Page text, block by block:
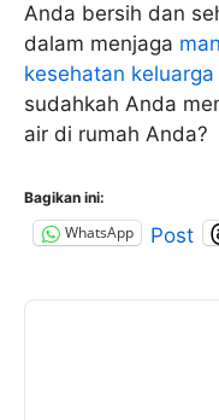
Anda bersih dan
dalam menjaga
kesehatan keluarga
sudahkah Anda
air di rumah Anda?
Bagikan ini:
WhatsApp Post